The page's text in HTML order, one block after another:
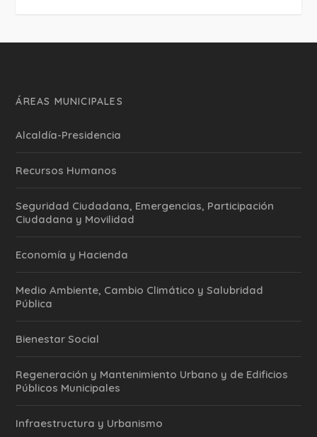
ÁREAS MUNICIPALES
Alcaldía-Presidencia
Recursos Humanos
Seguridad Ciudadana, Emergencias, Participación
Ciudadana y Movilidad
Economía y Hacienda
Medio Ambiente, Cambio Climático y Salubridad
Pública
Bienestar Social
Regeneración y Mantenimiento Urbano y de Edificios
Públicos Municipales
Infraestructura y Urbanismo